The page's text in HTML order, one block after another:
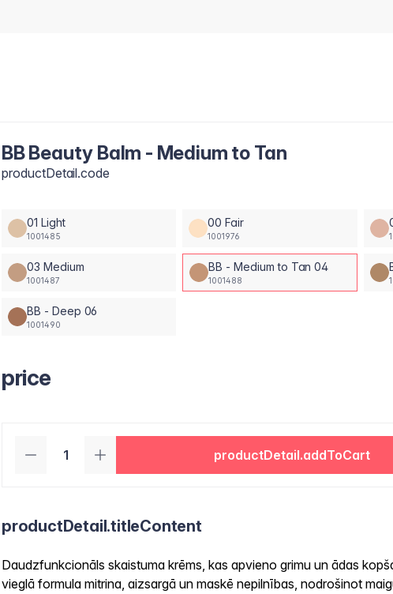
BB Beauty Balm - Medium to Tan
productDetail.code
01 Light
1001485
00 Fair
1001976
03 Medium
1001487
BB - Medium to Tan 04
1001488
BB - Deep 06
1001490
price
productDetail.addToCart
productDetail.titleContent
Daudzfunkcionāls skaistuma krēms, kas apvieno grimu un ādas
vieglā formula mitrina, aizsargā un maskē nepilnības, nodrošinot